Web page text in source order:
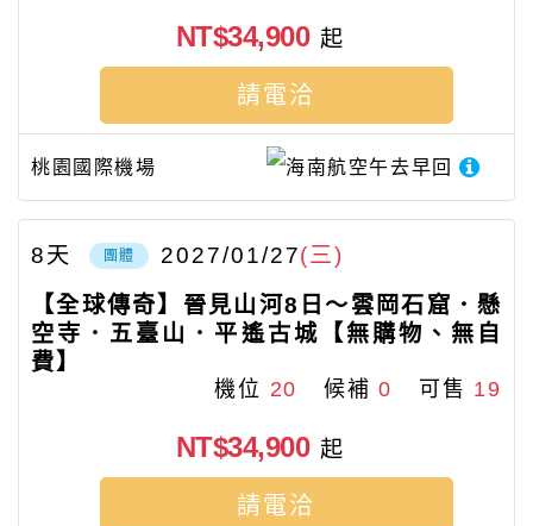
桃園國際機場 海南航空午去早回
NT$34,900 起
請電洽
團體 2027/01/27(三)
8天
【全球傳奇】晉見山河8日～雲岡石窟．懸
空寺．五臺山．平遙古城【無購物、無自
費】
機位 20 候補0 可售 19
NT$34,900 起
請電洽